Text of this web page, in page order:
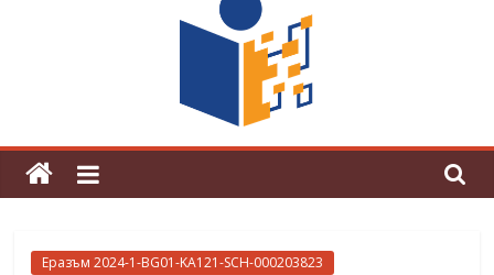
Магията на Андерсен оживя в ОУ
„Любен Каравелов“
Еразъм 2024-1-BG01-KA121-SCH-000203823